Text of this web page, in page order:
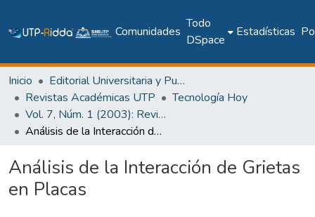
Comunidades
Todo
DSpace
Estadísticas
Inicio
Editorial Universitaria y Publicaciones Seriadas
Revistas Académicas UTP
Tecnología Hoy
Vol. 7, Núm. 1 (2003): Revista Tecnología Hoy
Análisis de la Interacción de Grietas en Placas
Análisis de la Interacción de Grietas
en Placas